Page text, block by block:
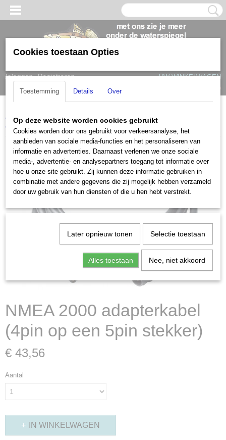
Inloggen Registreren
UW WINKELWAGEN
(0)
Home > Garmin > Accessoires
NMEA 2000 adapterkabel (4pin op
een 5pin stekker)
NMEA 2000 adapterkabel
(4pin op een 5pin stekker)
€ 43,56
Aantal
IN WINKELWAGEN
Cookies toestaan Opties
Toestemming Details Over
Op deze website worden cookies gebruikt
Cookies worden door ons gebruikt voor verkeersanalyse, het
aanbieden van sociale media-functies en het personaliseren van
informatie en advertenties. Daarnaast verlenen we onze sociale
media-, advertentie- en analysepartners toegang tot informatie over
hoe u onze site gebruikt. Zij kunnen deze informatie gebruiken in
combinatie met andere gegevens die zij mogelijk hebben verzameld
door uw gebruik van hun diensten of die u hen hebt verstrekt.
Later opnieuw tonen Selectie toestaan
Alles toestaan Nee, niet akkoord